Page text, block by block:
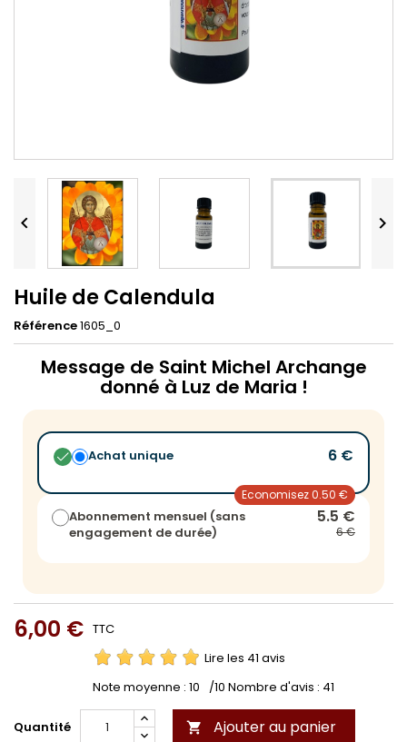
 
Huile de Calendula
Référence1605_0
Message de Saint Michel Archange
donné à Luz de Maria !
Achat unique 6 €
Abonnement mensuel (sans
engagement de durée)
Economisez 0.50 €
5.5 €
6 €
6,00 € TTC
Lire les 41 avis
Note moyenne : 10 /10 Nombre d'avis : 41
Quantité  Ajouter au panier